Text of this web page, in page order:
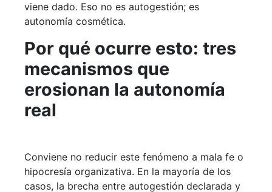
viene dado. Eso no es autogestión; es
autonomía cosmética.
Por qué ocurre esto: tres
mecanismos que
erosionan la autonomía
real
Conviene no reducir este fenómeno a mala fe o
hipocresía organizativa. En la mayoría de los
casos, la brecha entre autogestión declarada y